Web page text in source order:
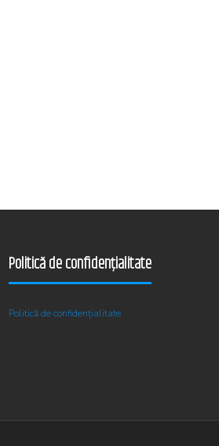
Politică de confidențialitate
Politică de confidențialitate